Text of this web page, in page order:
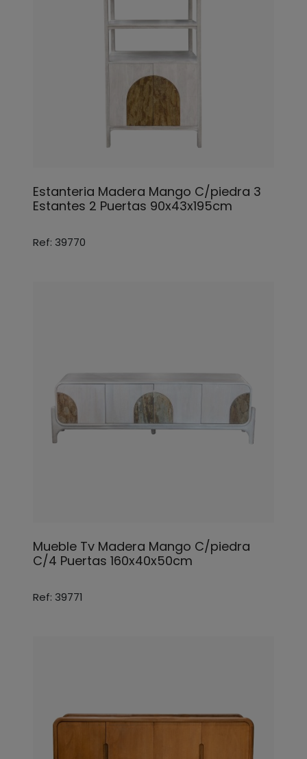
Estanteria Madera Mango C/piedra 3
Estantes 2 Puertas 90x43x195cm
Ref: 39770
Mueble Tv Madera Mango C/piedra
C/4 Puertas 160x40x50cm
Ref: 39771